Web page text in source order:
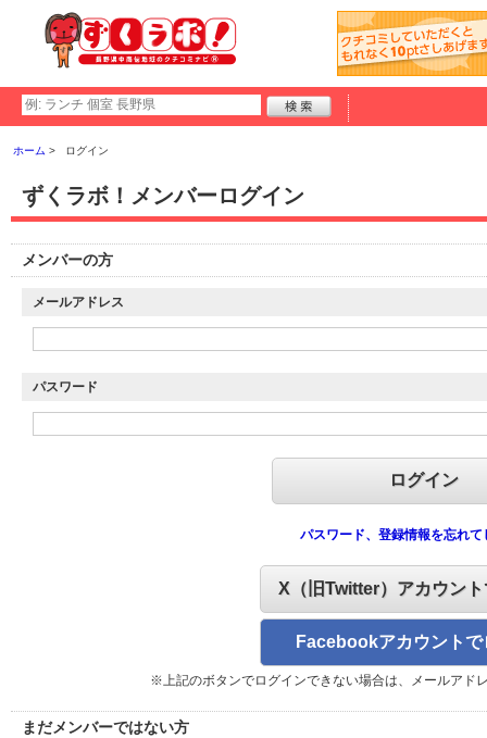
ホーム ログイン
ずくラボ！メンバーログイン
メンバーの方
メールアドレス
パスワード
パスワード、登録情報を忘れて
X（旧Twitter）アカウン
Facebookアカウントで
※上記のボタンでログインできない場合は、メールアド
まだメンバーではない方